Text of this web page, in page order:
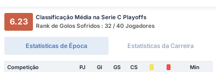
6.23
Classificação Média na Serie C Playoffs
Rank de Golos Sofridos : 32 / 40 Jogadores
Estatísticas de Época Estatísticas da Carreira
Competição PJ Gl GS CS Min